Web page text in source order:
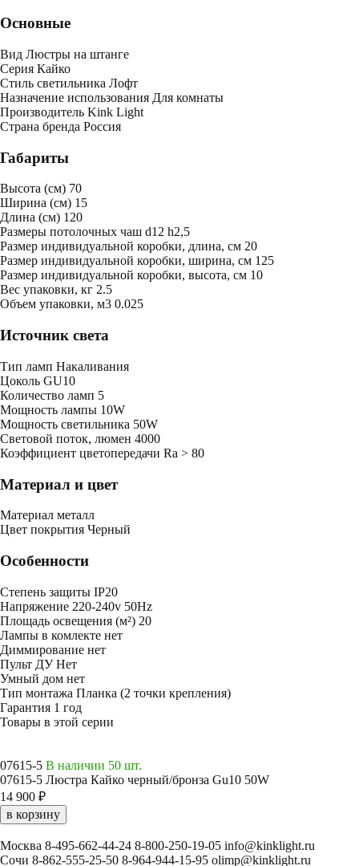
Основные
Вид Люстры на штанге
Серия Кайко
Стиль светильника Лофт
Назначение использования Для комнаты
Производитель Kink Light
Страна бренда Россия
Габариты
Высота (см) 70
Ширина (см) 15
Длина (см) 120
Размеры потолочных чаш d12 h2,5
Размер индивидуальной коробки, длина, см 20
Размер индивидуальной коробки, ширина, см 125
Размер индивидуальной коробки, высота, см 10
Bес упаковки, кг 2.5
Oбъем упаковки, м3 0.025
Источник света
Тип ламп Накаливания
Цоколь GU10
Количество ламп 5
Мощность лампы 10W
Мощность светильника 50W
Световой поток, люмен 4000
Коэффициент цветопередачи Ra > 80
Материал и цвет
Mатериал металл
Цвет покрытия Черный
Особенности
Степень защиты IP20
Напряжение 220-240v 50Hz
Площадь освещения (м²) 20
Лампы в комлекте нет
Диммирование нет
Пульт ДУНет
Умный дом нет
Тип монтажа Планка (2 точки крепления)
Гарантия 1 год
Товары в этой серии
07615-5 В наличии 50 шт.
07615-5 Люстра Кайко черный/бронза Gu10 50W
14 900 ₽
в корзину
Москва 8-495-662-44-24 8-800-250-19-05 info@kinklight.ru
Сочи 8-862-555-25-50 8-964-944-15-95 olimp@kinklight.ru